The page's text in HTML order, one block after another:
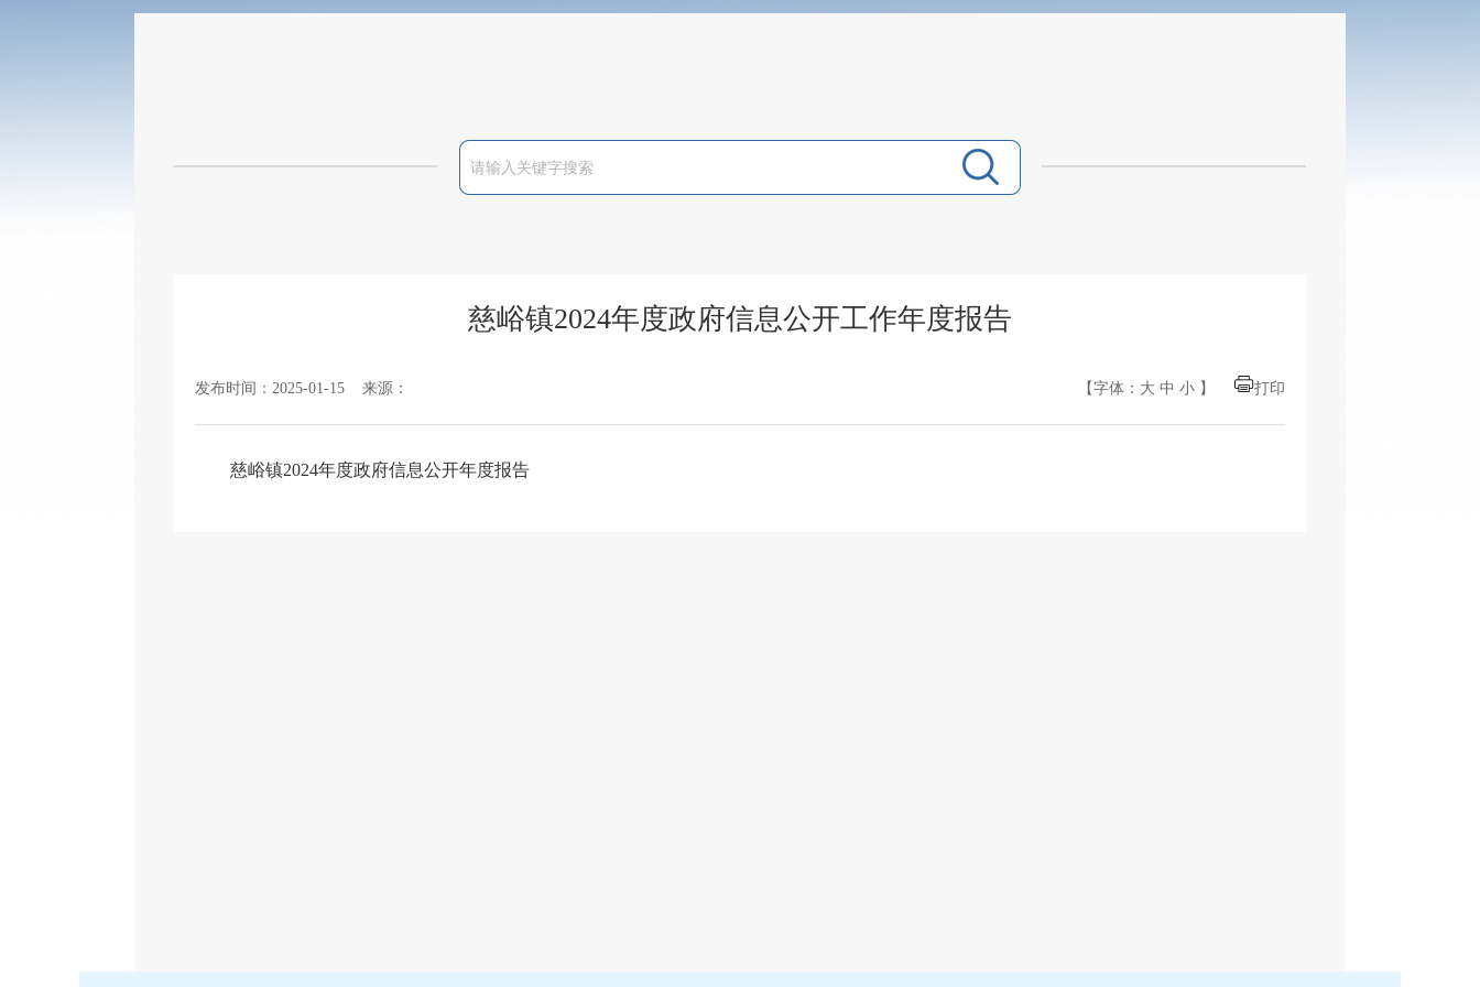
慈峪镇2024年度政府信息公开工作年度报告
发布时间：2025-01-15 来源： 【字体： 大 中 小 】 打印
慈峪镇2024年度政府信息公开年度报告